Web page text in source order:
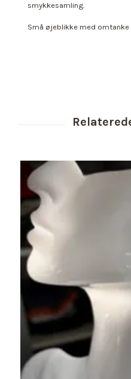
smykkesamling.
Små øjeblikke med omtanke